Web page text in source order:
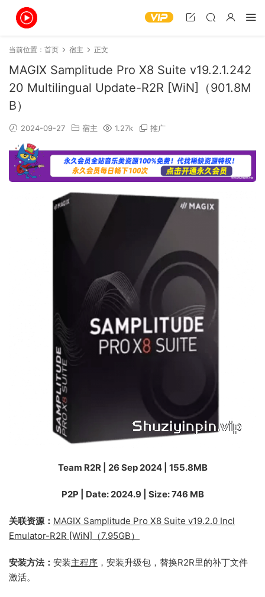
当前位置： 首页 宿主 正文
MAGIX Samplitude Pro X8 Suite v19.2.1.242
20 Multilingual Update-R2R [WiN]（901.8M
B）
2024-09-27 宿主 1.27k 推广
Team R2R | 26 Sep 2024 | 155.8MB
P2P | Date: 2024.9 | Size: 746 MB
关联资源： MAGIX Samplitude Pro X8 Suite v19.2.0 Incl
Emulator-R2R [WiN]（7.95GB）
安装方法： 安装主程序 ，安装升级包，替换R2R里的补丁文件
激活。